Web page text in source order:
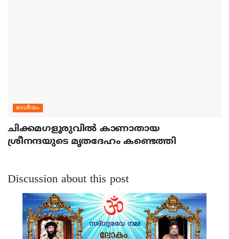
ദേശീയം
ചിക്കമഗളൂരുവില്‍ കാണാതായ
ശ്രീനന്ദയുടെ മൃതദേഹം കണ്ടെത്തി
Discussion about this post